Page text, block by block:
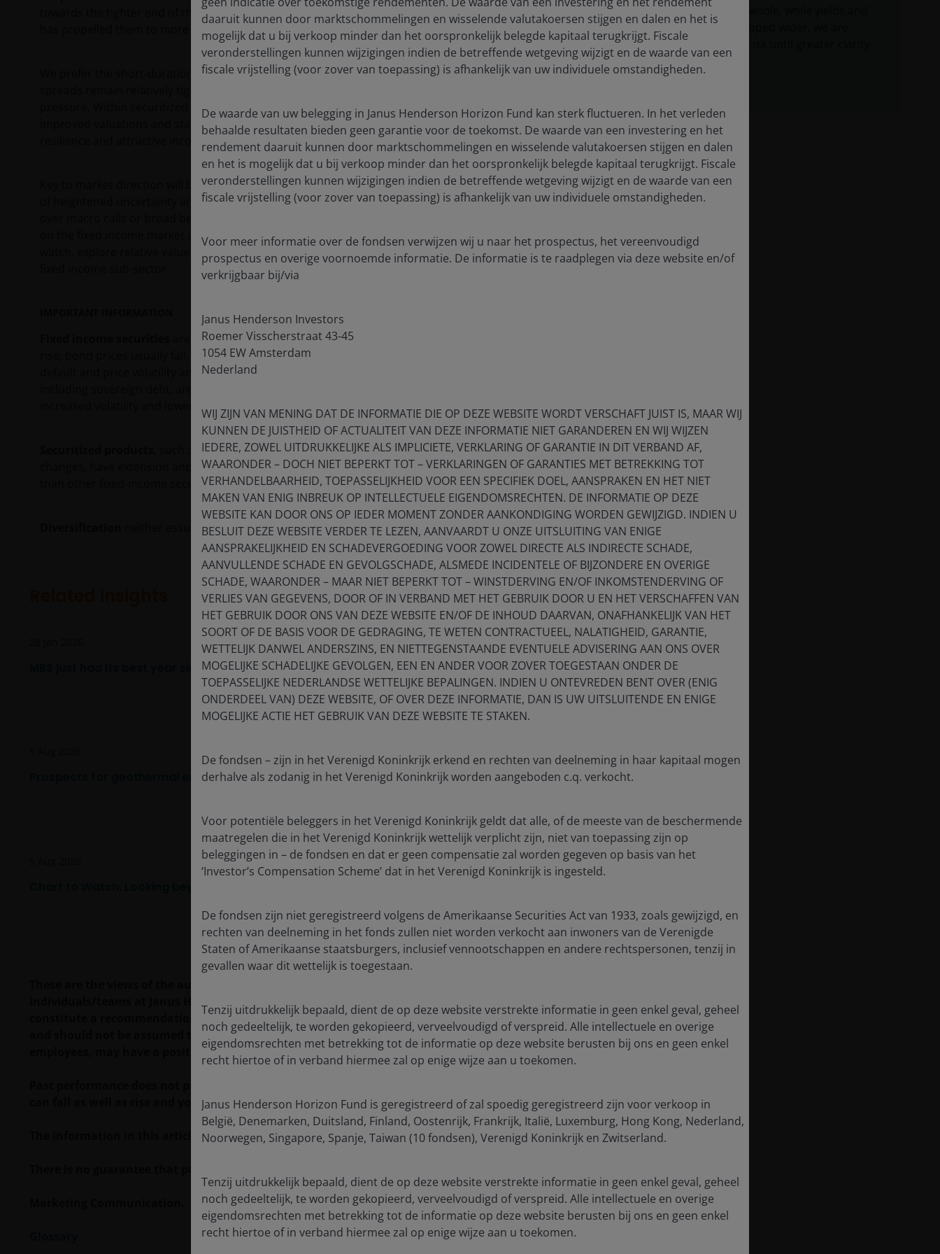
towards the tighter end of their ranges, even after recent widening
has propelled them to more favorable levels.
We prefer the short-duration, high quality carry available in securitized credit over corporates, where
pressure. Within securitized we see opportunities in residential mortgage-backed securities (RMBS) given
improved valuations and stable fundamentals, and asset-backed securities (ABS), given U.S. consumer
resilience and attractive income levels in Europe.
Key to market direction will be how the conflict and any ceasefire/resolution unfolds. Against a backdrop
of heightened uncertainty and asymmetric risks, we prioritize selective risk taking and security selection
on the fixed income market and our quarterly asset allocation ranking. We highlight a timely chart to
watch, explore relative value opportunities, and provide insight on our latest asset allocation scores by
are subject to interest rate, inflation, credit and default risk. As interest rates
rise, bond prices usually fall, and vice versa.High-yield bonds, or “junk” bonds
default and price volatility and can experience sudden and sharp price swings.
increased volatility and lower liquidity, all of which are magnified in emerging markets.
, such as mortgage- and asset-backed securities, are more sensitive to interest rate
changes, have extension and prepayment risk, and are subject to more credit, valuation and liquidity risk
than other fixed-income securities.
neither assures a profit nor eliminates the risk of experiencing investment losses.
Timely & Topical
MBS just had its best year since 2002 – what’s in store for 2026?
Prospects for geothermal energy are heating up
Timely & Topical
individuals/teams at Janus Henderson Investors. References made to individual securities do not
constitute a recommendation to buy, sell or hold any security, investment strategy or market sector,
and should not be assumed to be profitable. Janus Henderson Investors, its affiliated advisor, or its
employees, may have a position in the securities mentioned.
can fall as well as rise and you may not get back the amount originally invested.
The information in this article does not qualify as an investment recommendation.
corporates as a whole, while yields and
spreads have gapped wider, we are
cautious to add risk until greater clarity
emerges.
daaruit kunnen door marktschommelingen en wisselende valutakoersen stijgen en dalen en het is
mogelijk dat u bij verkoop minder dan het oorspronkelijk belegde kapitaal terugkrijgt. Fiscale
veronderstellingen kunnen wijzigingen indien de betreffende wetgeving wijzigt en de waarde van een
fiscale vrijstelling (voor zover van toepassing) is afhankelijk van uw individuele omstandigheden.
De waarde van uw belegging in Janus Henderson Horizon Fund kan sterk fluctueren. In het verleden
behaalde resultaten bieden geen garantie voor de toekomst. De waarde van een investering en het
rendement daaruit kunnen door marktschommelingen en wisselende valutakoersen stijgen en dalen
en het is mogelijk dat u bij verkoop minder dan het oorspronkelijk belegde kapitaal terugkrijgt. Fiscale
veronderstellingen kunnen wijzigingen indien de betreffende wetgeving wijzigt en de waarde van een
fiscale vrijstelling (voor zover van toepassing) is afhankelijk van uw individuele omstandigheden.
Voor meer informatie over de fondsen verwijzen wij u naar het prospectus, het vereenvoudigd
prospectus en overige voornoemde informatie. De informatie is te raadplegen via deze website en/of
verkrijgbaar bij/via
Janus Henderson Investors
Roemer Visscherstraat 43-45
1054 EW Amsterdam
Nederland
WIJ ZIJN VAN MENING DAT DE INFORMATIE DIE OP DEZE WEBSITE WORDT VERSCHAFT JUIST IS, MAAR WIJ
KUNNEN DE JUISTHEID OF ACTUALITEIT VAN DEZE INFORMATIE NIET GARANDEREN EN WIJ WIJZEN
IEDERE, ZOWEL UITDRUKKELIJKE ALS IMPLICIETE, VERKLARING OF GARANTIE IN DIT VERBAND AF,
WAARONDER – DOCH NIET BEPERKT TOT – VERKLARINGEN OF GARANTIES MET BETREKKING TOT
VERHANDELBAARHEID, TOEPASSELIJKHEID VOOR EEN SPECIFIEK DOEL, AANSPRAKEN EN HET NIET
MAKEN VAN ENIG INBREUK OP INTELLECTUELE EIGENDOMSRECHTEN. DE INFORMATIE OP DEZE
WEBSITE KAN DOOR ONS OP IEDER MOMENT ZONDER AANKONDIGING WORDEN GEWIJZIGD. INDIEN U
BESLUIT DEZE WEBSITE VERDER TE LEZEN, AANVAARDT U ONZE UITSLUITING VAN ENIGE
AANSPRAKELIJKHEID EN SCHADEVERGOEDING VOOR ZOWEL DIRECTE ALS INDIRECTE SCHADE,
AANVULLENDE SCHADE EN GEVOLGSCHADE, ALSMEDE INCIDENTELE OF BIJZONDERE EN OVERIGE
SCHADE, WAARONDER – MAAR NIET BEPERKT TOT – WINSTDERVING EN/OF INKOMSTENDERVING OF
VERLIES VAN GEGEVENS, DOOR OF IN VERBAND MET HET GEBRUIK DOOR U EN HET VERSCHAFFEN VAN
HET GEBRUIK DOOR ONS VAN DEZE WEBSITE EN/OF DE INHOUD DAARVAN, ONAFHANKELIJK VAN HET
SOORT OF DE BASIS VOOR DE GEDRAGING, TE WETEN CONTRACTUEEL, NALATIGHEID, GARANTIE,
WETTELIJK DANWEL ANDERSZINS, EN NIETTEGENSTAANDE EVENTUELE ADVISERING AAN ONS OVER
MOGELIJKE SCHADELIJKE GEVOLGEN, EEN EN ANDER VOOR ZOVER TOEGESTAAN ONDER DE
TOEPASSELIJKE NEDERLANDSE WETTELIJKE BEPALINGEN. INDIEN U ONTEVREDEN BENT OVER (ENIG
ONDERDEEL VAN) DEZE WEBSITE, OF OVER DEZE INFORMATIE, DAN IS UW UITSLUITENDE EN ENIGE
MOGELIJKE ACTIE HET GEBRUIK VAN DEZE WEBSITE TE STAKEN.
De fondsen – zijn in het Verenigd Koninkrijk erkend en rechten van deelneming in haar kapitaal mogen
derhalve als zodanig in het Verenigd Koninkrijk worden aangeboden c.q. verkocht.
Voor potentiële beleggers in het Verenigd Koninkrijk geldt dat alle, of de meeste van de beschermende
maatregelen die in het Verenigd Koninkrijk wettelijk verplicht zijn, niet van toepassing zijn op
beleggingen in – de fondsen en dat er geen compensatie zal worden gegeven op basis van het
‘Investor’s Compensation Scheme’ dat in het Verenigd Koninkrijk is ingesteld.
De fondsen zijn niet geregistreerd volgens de Amerikaanse Securities Act van 1933, zoals gewijzigd, en
rechten van deelneming in het fonds zullen niet worden verkocht aan inwoners van de Verenigde
Staten of Amerikaanse staatsburgers, inclusief vennootschappen en andere rechtspersonen, tenzij in
gevallen waar dit wettelijk is toegestaan.
Tenzij uitdrukkelijk bepaald, dient de op deze website verstrekte informatie in geen enkel geval, geheel
noch gedeeltelijk, te worden gekopieerd, verveelvoudigd of verspreid. Alle intellectuele en overige
eigendomsrechten met betrekking tot de informatie op deze website berusten bij ons en geen enkel
recht hiertoe of in verband hiermee zal op enige wijze aan u toekomen.
Janus Henderson Horizon Fund is geregistreerd of zal spoedig geregistreerd zijn voor verkoop in
België, Denemarken, Duitsland, Finland, Oostenrijk, Frankrijk, Italië, Luxemburg, Hong Kong, Nederland,
Noorwegen, Singapore, Spanje, Taiwan (10 fondsen), Verenigd Koninkrijk en Zwitserland.
Tenzij uitdrukkelijk bepaald, dient de op deze website verstrekte informatie in geen enkel geval, geheel
noch gedeeltelijk, te worden gekopieerd, verveelvoudigd of verspreid. Alle intellectuele en overige
eigendomsrechten met betrekking tot de informatie op deze website berusten bij ons en geen enkel
recht hiertoe of in verband hiermee zal op enige wijze aan u toekomen.